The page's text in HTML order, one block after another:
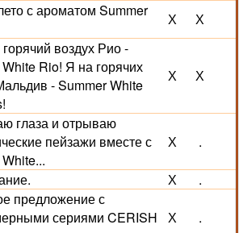
с ароматом Summer
Х Х
воздух Рио -
Rio! Я на горячих
- Summer White
Х Х
глаза и отрываю
пейзажи вместе с
Х .
Х .
предложение с
сериями CERISH
Х .